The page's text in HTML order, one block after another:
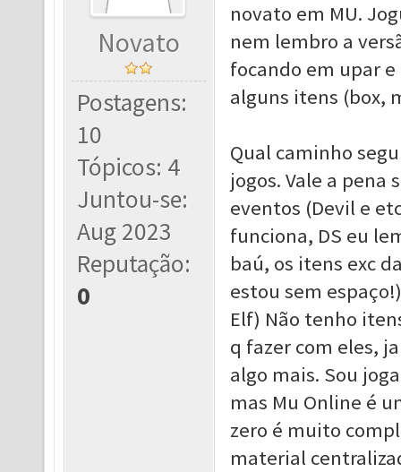
Novato
Postagens:
10
Tópicos: 4
Juntou-se:
Aug 2023
Reputação:
0
novato em MU.
nem lembro a
focando em upar
alguns itens (box,
Qual caminho
jogos. Vale a
eventos (Devil e
funciona, DS eu
baú, os itens exc
estou sem
Elf) Não tenho
q fazer com eles,
algo mais. Sou
mas Mu Online é
zero é muito
material